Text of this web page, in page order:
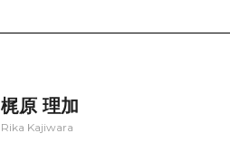
梶原 理加
Rika Kajiwara